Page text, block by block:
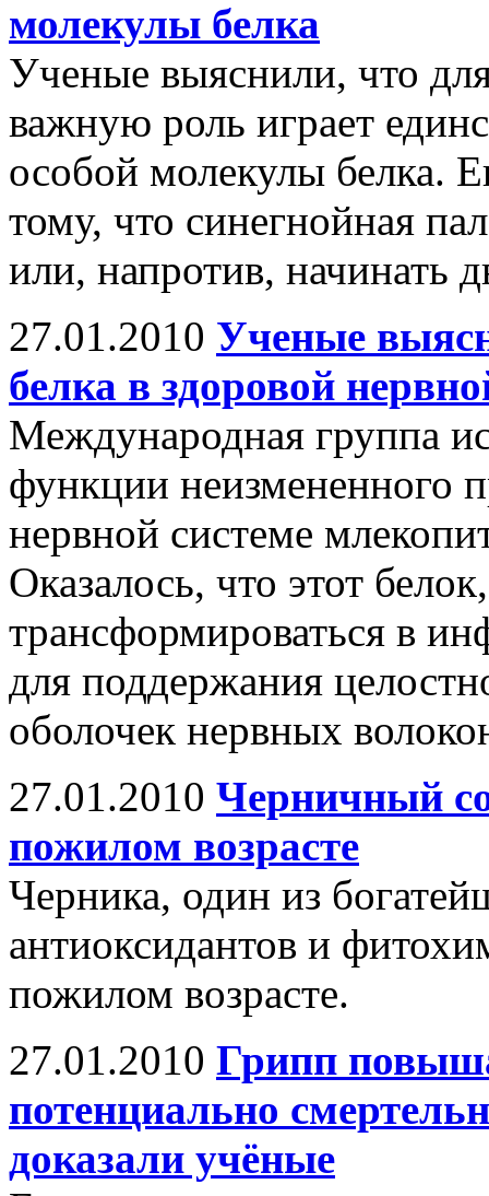
молекулы белка
Ученые выяснили, что
важную роль играет
особой молекулы белка.
тому, что синегнойная
или, напротив, начинать
27.01.2010 Ученые
белка в здоровой
Международная группа
функции неизмененного
нервной системе
Оказалось, что этот
трансформироваться в
для поддержания
оболочек нервных
27.01.2010 Черничный
пожилом возрасте
Черника, один из
антиоксидантов и
пожилом возрасте.
27.01.2010 Грипп
потенциально
доказали учёные